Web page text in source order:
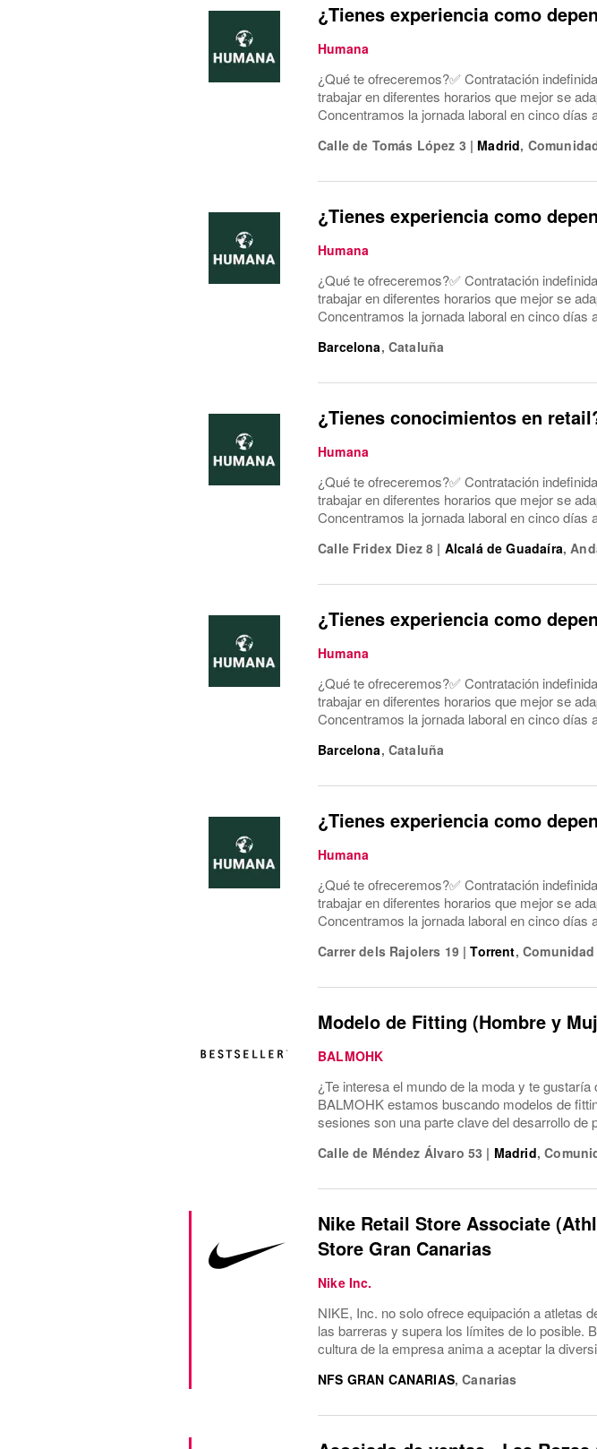
¿Tienes experiencia como
Humana
¿Qué te ofreceremos?✅ Contratación
trabajar en diferentes horarios que mejor se
Concentramos la jornada laboral en cinco días
Calle de Tomás López 3 | Madrid,
¿Tienes experiencia como
Humana
¿Qué te ofreceremos?✅ Contratación
trabajar en diferentes horarios que mejor se
Concentramos la jornada laboral en cinco días
Barcelona, Cataluña
¿Tienes conocimientos en
Humana
¿Qué te ofreceremos?✅ Contratación
trabajar en diferentes horarios que mejor se
Concentramos la jornada laboral en cinco días
Calle Fridex Diez 8 | Alcalá de Guadaíra,
¿Tienes experiencia como
Humana
¿Qué te ofreceremos?✅ Contratación
trabajar en diferentes horarios que mejor se
Concentramos la jornada laboral en cinco días
Barcelona, Cataluña
¿Tienes experiencia como
Humana
¿Qué te ofreceremos?✅ Contratación
trabajar en diferentes horarios que mejor se
Concentramos la jornada laboral en cinco días
Carrer dels Rajolers 19 | Torrent,
Modelo de Fitting (Hombre y
BALMOHK
¿Te interesa el mundo de la moda y te
BALMOHK estamos buscando modelos de
sesiones son una parte clave del desarrollo de
Calle de Méndez Álvaro 53 | Madrid,
Nike Retail Store Associate
Store Gran Canarias
Nike Inc.
NIKE, Inc. no solo ofrece equipación a atletas
las barreras y supera los límites de lo posible.
cultura de la empresa anima a aceptar la
NFS GRAN CANARIAS,Canarias